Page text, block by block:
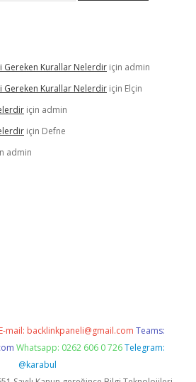
Gereken Kurallar Nelerdir için admin
Gereken Kurallar Nelerdir için Elçin
için admin
için Defne
admin
E-mail: backlinkpaneli@gmail.com Teams:
Whatsapp: 0262 606 0 726 Telegram:
@karabul